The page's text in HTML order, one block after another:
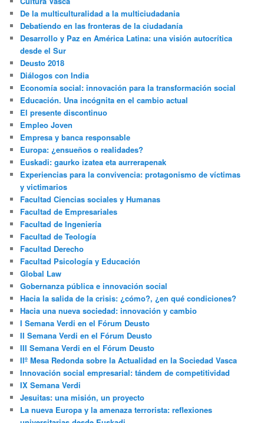
De la multiculturalidad a la multiciudadania
Debatiendo en las fronteras de la ciudadanía
Desarrollo y Paz en América Latina: una visión autocrítica
desde el Sur
Deusto 2018
Diálogos con India
Economía social: innovación para la transformación social
Educación. Una incógnita en el cambio actual
El presente discontinuo
Empleo Joven
Empresa y banca responsable
Europa: ¿ensueños o realidades?
Euskadi: gaurko izatea eta aurrerapenak
Experiencias para la convivencia: protagonismo de víctimas
y victimarios
Facultad Ciencias sociales y Humanas
Facultad de Empresariales
Facultad de Ingeniería
Facultad de Teología
Facultad Derecho
Facultad Psicología y Educación
Global Law
Gobernanza pública e innovación social
Hacia la salida de la crisis: ¿cómo?, ¿en qué condiciones?
Hacia una nueva sociedad: innovación y cambio
I Semana Verdi en el Fórum Deusto
II Semana Verdi en el Fórum Deusto
III Semana Verdi en el Fórum Deusto
IIº Mesa Redonda sobre la Actualidad en la Sociedad Vasca
Innovación social empresarial: tándem de competitividad
IX Semana Verdi
Jesuitas: una misión, un proyecto
La nueva Europa y la amenaza terrorista: reflexiones